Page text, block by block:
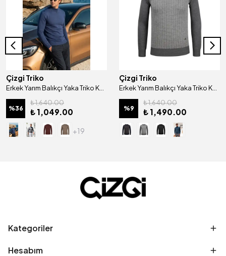
Çizgi Triko
Erkek Yarım Balıkçı Yaka Triko Kazak Desenli Kol Ve Bel Lastikli Çelik Örgü Klasik Kalıp - 4241B
%36
₺ 1,640.00
₺ 1,049.00
+19
Çizgi Triko
Erkek Yarım Balıkçı Yaka Triko Kazak Desenli Kol Ve Bel Lastikli Çelik Örgü Klasik Kalıp - 5007B
%9
₺ 1,640.00
₺ 1,490.00
Kategoriler
Hesabım